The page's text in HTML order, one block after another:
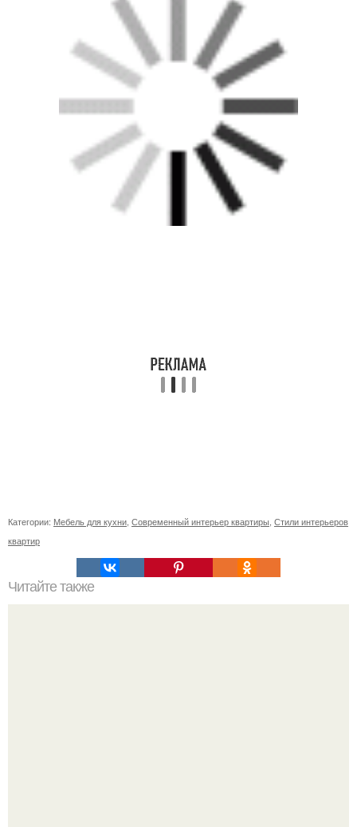
Категории: Мебель для кухни, Современный интерьер квартиры, Стили интерьеров
квартир
Читайте также